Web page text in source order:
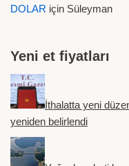
DOLAR için Süleyman
Yeni et fiyatları
İthalatta yeni
yeniden belirlendi